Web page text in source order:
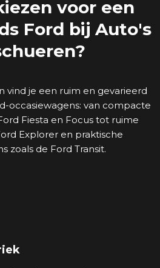
voor een
Ford bij Auto's
vind je een ruim en gevarieerd
occasiewagens: van compacte
Fiesta en Focus tot ruime
Explorer en praktische
zoals de Ford Transit.